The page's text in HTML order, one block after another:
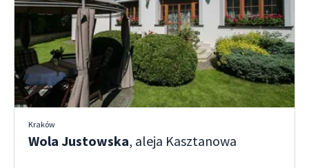
Kraków
Wola Justowska, aleja Kasztanowa